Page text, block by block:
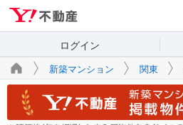
ログイン
新築マンション 関東